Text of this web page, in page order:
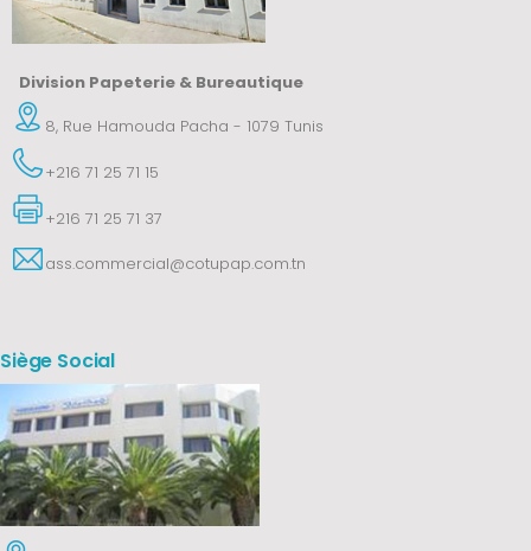
Division Papeterie & Bureautique
8, Rue Hamouda Pacha - 1079 Tunis
+216 71 25 71 15
+216 71 25 71 37
ass.commercial@cotupap.com.tn
Siège Social